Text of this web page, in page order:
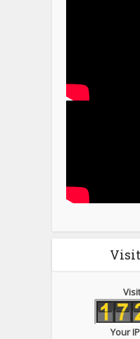
Your